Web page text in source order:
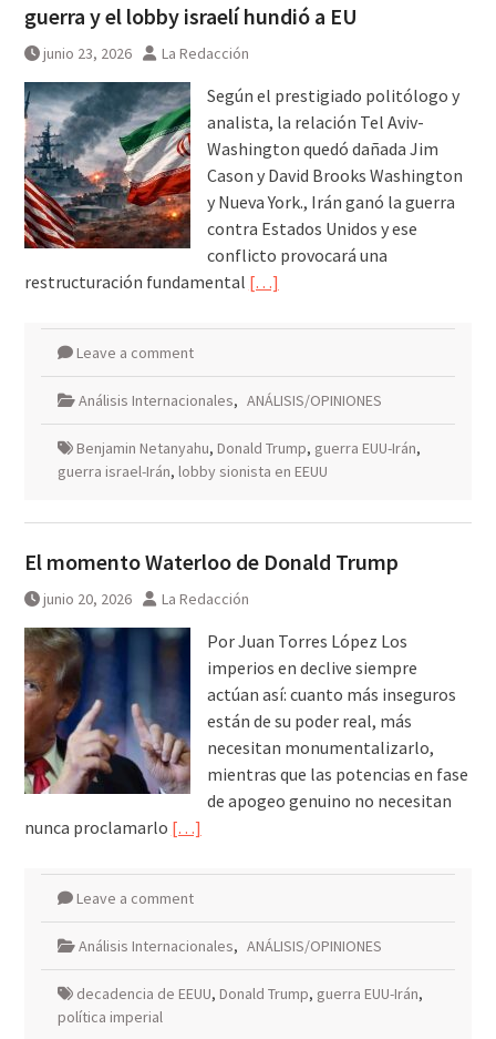
de «Colección de Amor Vol. 2» a
guerra y el lobby israelí hundió a EU
junio 23, 2026 La Redacción
Según el prestigiado politólogo y
analista, la relación Tel Aviv-
Washington quedó dañada Jim
Cason y David Brooks Washington
y Nueva York., Irán ganó la guerra
contra Estados Unidos y ese
conflicto provocará una
restructuración fundamental […]
Leave a comment
Análisis Internacionales, ANÁLISIS/OPINIONES
Benjamin Netanyahu, Donald Trump, guerra EUU-Irán,
guerra israel-Irán, lobby sionista en EEUU
El momento Waterloo de Donald Trump
junio 20, 2026 La Redacción
Por Juan Torres López Los
imperios en declive siempre
actúan así: cuanto más inseguros
están de su poder real, más
necesitan monumentalizarlo,
mientras que las potencias en fase
de apogeo genuino no necesitan
nunca proclamarlo […]
Leave a comment
Análisis Internacionales, ANÁLISIS/OPINIONES
decadencia de EEUU, Donald Trump, guerra EUU-Irán,
política imperial